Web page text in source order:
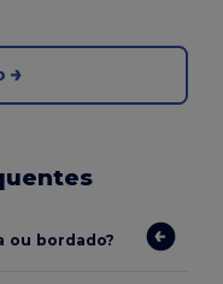
ou bordado?